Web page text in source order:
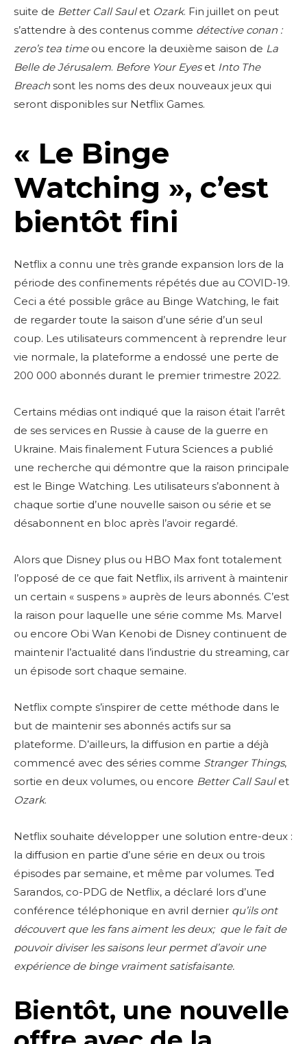
suite de Better Call Saulet Ozark. Fin juillet on peut
s’attendre à des contenus comme détective conan :
zero’s tea timeou encore la deuxième saison de La
Belle de Jérusalem. Before Your Eyes et Into The
Breach sont les noms des deux nouveaux jeux qui
seront disponibles sur Netflix Games.
« Le Binge
Watching », c’est
bientôt fini
Netflix a connu une très grande expansion lors de la
période des confinements répétés due au COVID-19.
Ceci a été possible grâce au Binge Watching, le fait
de regarder toute la saison d’une série d’un seul
coup. Les utilisateurs commencent à reprendre leur
vie normale, la plateforme a endossé une perte de
200 000 abonnés durant le premier trimestre 2022.
Certains médias ont indiqué que la raison était l’arrêt
de ses services en Russie à cause de la guerre en
Ukraine. Mais finalement Futura Sciences a publié
une recherche qui démontre que la raison principale
est le Binge Watching. Les utilisateurs s’abonnent à
chaque sortie d’une nouvelle saison ou série et se
désabonnent en bloc après l’avoir regardé.
Alors que Disney plus ou HBO Max font totalement
l’opposé de ce que fait Netflix, ils arrivent à maintenir
un certain « suspens » auprès de leurs abonnés. C’est
la raison pour laquelle une série comme Ms. Marvel
ou encore Obi Wan Kenobi de Disney continuent de
maintenir l’actualité dans l’industrie du streaming, car
un épisode sort chaque semaine.
Netflix compte s’inspirer de cette méthode dans le
but de maintenir ses abonnés actifs sur sa
plateforme. D’ailleurs, la diffusion en partie a déjà
commencé avec des séries comme Stranger Things,
sortie en deux volumes, ou encore Better Call Saulet
Ozark.
Netflix souhaite développer une solution entre-deux :
la diffusion en partie d’une série en deux ou trois
épisodes par semaine, et même par volumes. Ted
Sarandos, co-PDG de Netflix, a déclaré lors d’une
conférence téléphonique en avril dernier qu’ils ont
découvert que les fans aiment les deux; que le fait de
pouvoir diviser les saisons leur permet d’avoir une
expérience de binge vraiment satisfaisante.
Bientôt, une nouvelle